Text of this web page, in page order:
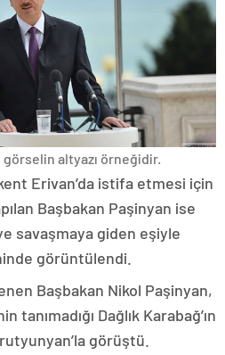
görselin altyazı örneğidir.
Erivan’da istifa etmesi için
Başbakan Paşinyan ise
savaşmaya giden eşiyle
görüntülendi.
Başbakan Nikol Paşinyan,
tanımadığı Dağlık Karabağ’ın
görüştü.